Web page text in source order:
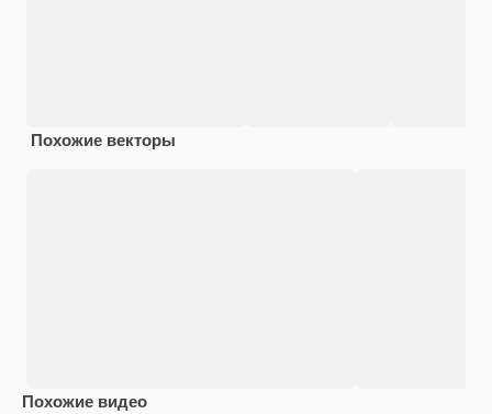
Похожие векторы
Похожие видео